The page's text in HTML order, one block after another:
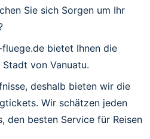
Sie sich Sorgen um Ihr
bietet Ihnen die
von Vanuatu.
deshalb bieten wir die
Wir schätzen jeden
den besten Service für Reisen